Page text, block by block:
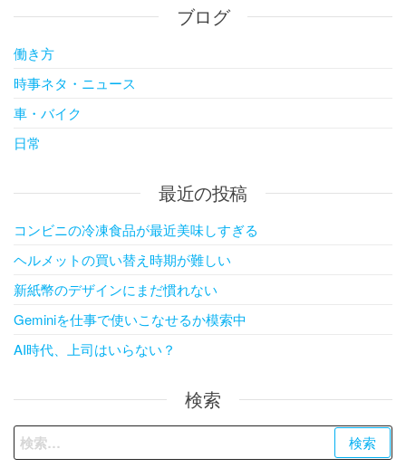
ブログ
働き方
時事ネタ・ニュース
車・バイク
日常
最近の投稿
コンビニの冷凍食品が最近美味しすぎる
ヘルメットの買い替え時期が難しい
新紙幣のデザインにまだ慣れない
Geminiを仕事で使いこなせるか模索中
AI時代、上司はいらない？
検索
検
索: